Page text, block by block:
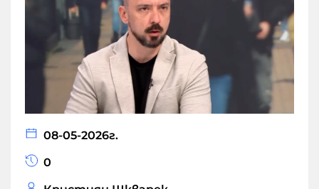
08-05-2026г.
0